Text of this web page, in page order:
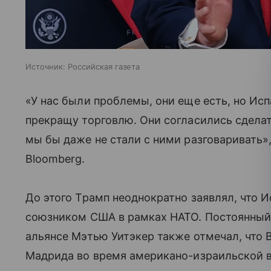
Источник: Российская газета
«У нас были проблемы, они еще есть, но
прекращу торговлю. Они согласились
мы бы даже не стали с ними
Bloomberg.
До этого Трамп неоднократно заявлял, что
союзником США в рамках НАТО. Постоянный
альянсе Мэтью Уитэкер также отмечал, что
Мадрида во время американо-израильской